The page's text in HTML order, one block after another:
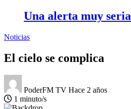
Una alerta muy seria
Noticias
El cielo se complica
PoderFM TV Hace 2 años
1 minuto/s